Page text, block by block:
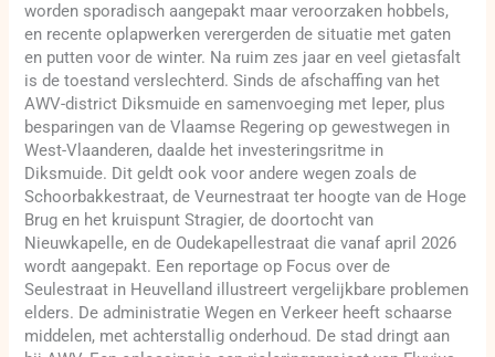
worden sporadisch aangepakt maar veroorzaken hobbels,
en recente oplapwerken verergerden de situatie met gaten
en putten voor de winter. Na ruim zes jaar en veel gietasfalt
is de toestand verslechterd. Sinds de afschaffing van het
AWV-district Diksmuide en samenvoeging met Ieper, plus
besparingen van de Vlaamse Regering op gewestwegen in
West-Vlaanderen, daalde het investeringsritme in
Diksmuide. Dit geldt ook voor andere wegen zoals de
Schoorbakkestraat, de Veurnestraat ter hoogte van de Hoge
Brug en het kruispunt Stragier, de doortocht van
Nieuwkapelle, en de Oudekapellestraat die vanaf april 2026
wordt aangepakt. Een reportage op Focus over de
Seulestraat in Heuvelland illustreert vergelijkbare problemen
elders. De administratie Wegen en Verkeer heeft schaarse
middelen, met achterstallig onderhoud. De stad dringt aan